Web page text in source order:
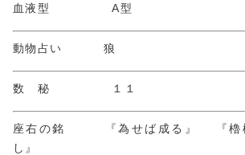
血液型 A型
動物占い 狼
数 秘 １１
座右の銘 『為せば成る』 『櫓櫂
し』